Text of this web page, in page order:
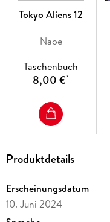
Tokyo Aliens 12
Naoe
Taschenbuch
8,00 €*
Produktdetails
Erscheinungsdatum
10. Juni 2024